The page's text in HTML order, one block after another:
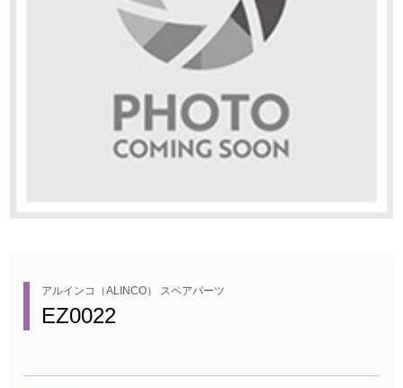
アルインコ（ALINCO） スペアパーツ
EZ0022